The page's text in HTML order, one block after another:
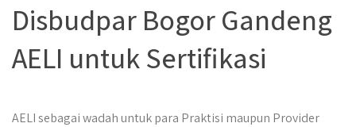
Disbudpar Bogor Gandeng
AELI untuk Sertifikasi
AELI sebagai wadah untuk para Praktisi maupun Provider